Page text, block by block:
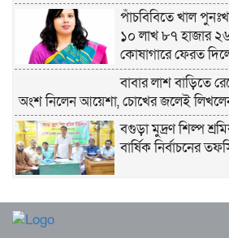
পাঁচবিবিতে খাল
১০ লাখ ৮৭ হাজার ২৬৫
কোষাগারে ফেরত
বাবার লাশ বাড়িতে
অংশ নিলেন আয়েশা, চোখের জলেই
বগুড়া মুদ্রণ শিল্প
বার্ষিক নির্বাচনের